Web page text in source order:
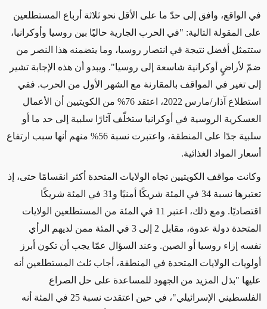
في الواقع، وافق إلى حدّ ما على الأقل نحو ثلاثة أرباع المستطلعين
على المقولة التالية: "في الحرب الجارية حاليًا بين روسيا وأوكرانيا،
ستتمثل أفضل نتيجة في انتصار روسيا، وما يتضمنه هذا النصر من
ضمّ لأراضٍ أوكرانية شاسعة إلى روسيا". ويبدو أن هذه الإجابة تشير
إلى تغير في المواقف بالمقارنة مع الشهر الأول من الحرب. ففي
استطلاع آذار/مارس 2022، اعتقد 76% من الكويتيين أن الأعمال
العسكرية الروسية في أوكرانيا ستخلّف آثارًا سلبية إلى حد ما أو
سلبية جدًا على المنطقة، واعتبرت نسبة 56% منهم أنها سبب ارتفاع
أسعار المواد الغذائية.
وكانت مواقف الكويتيين تجاه الولايات المتحدة أكثر انقسامًا حتى، إذ
تعتبرها نسبة 34 في المئة شريكًا أمنيًا و31 في المئة شريكًا
اقتصاديًا. ومع ذلك، اعتبر 11 في المئة من المستطلعين الولايات
المتحدة دولة عدوة، مقابل 2 إلى 3 في المئة ممن لديهم الرأي
نفسه إزاء روسيا أو الصين. وعند السؤال عمّا يجب أن تكون أبرز
أولويات الولايات المتحدة في المنطقة، أجاب ثلث المستطلعين أنه
عليها "بذل المزيد من الجهود للمساعدة على حل الصراع
الفلسطيني الإسرائيلي"، في حين اعتقدت نسبة 25 في المئة أنه